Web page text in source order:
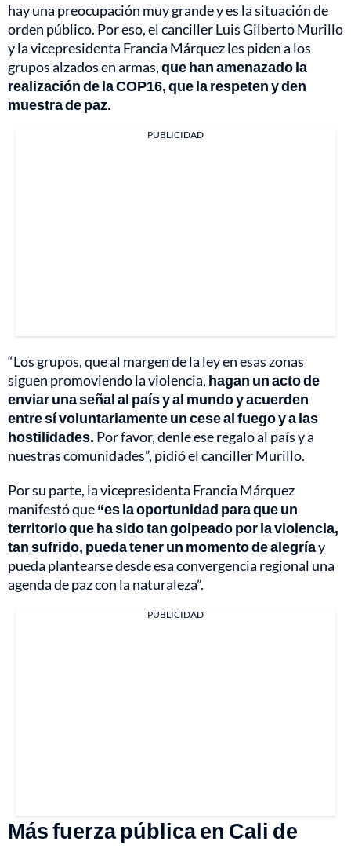
hay una preocupación muy grande y es la situación de
orden público. Por eso, el canciller Luis Gilberto Murillo
y la vicepresidenta Francia Márquez les piden a los
grupos alzados en armas,que han amenazado la
realización de la COP16, que la respeten y den
muestra de paz.
PUBLICIDAD
“Los grupos, que al margen de la ley en esas zonas
siguen promoviendo la violencia, hagan un acto de
enviar una señal al país y al mundo y acuerden
entre sí voluntariamente un cese al fuego y a las
hostilidades. Por favor, denle ese regalo al país y a
nuestras comunidades”, pidió el canciller Murillo.
Por su parte, la vicepresidenta Francia Márquez
manifestó que“es la oportunidad para que un
territorio que ha sido tan golpeado por la violencia,
tan sufrido, pueda tener un momento de alegríay
pueda plantearse desde esa convergencia regional una
agenda de paz con la naturaleza”.
PUBLICIDAD
Más fuerza pública en Cali de